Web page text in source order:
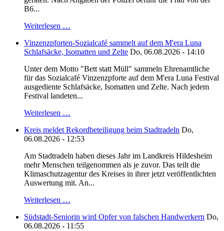
B6...
Weiterlesen …
Vinzenzpforten-Sozialcafé sammelt auf dem M'era Luna
Schlafsäcke, Isomatten und Zelte Do, 06.08.2026 - 14:10
Unter dem Motto "Bett statt Müll" sammeln Ehrenamtliche
für das Sozialcafé Vinzenzpforte auf dem M'era Luna Festival
ausgediente Schlafsäcke, Isomatten und Zelte. Nach jedem
Festival landeten...
Weiterlesen …
Kreis meldet Rekordbeteiligung beim Stadtradeln Do,
06.08.2026 - 12:53
Am Stadtradeln haben dieses Jahr im Landkreis Hildesheim
mehr Menschen teilgenommen als je zuvor. Das teilt die
Klimaschutzagentur des Kreises in ihrer jetzt veröffentlichten
Auswertung mit. An...
Weiterlesen …
Südstadt-Seniorin wird Opfer von falschen Handwerkern Do,
06.08.2026 - 11:55